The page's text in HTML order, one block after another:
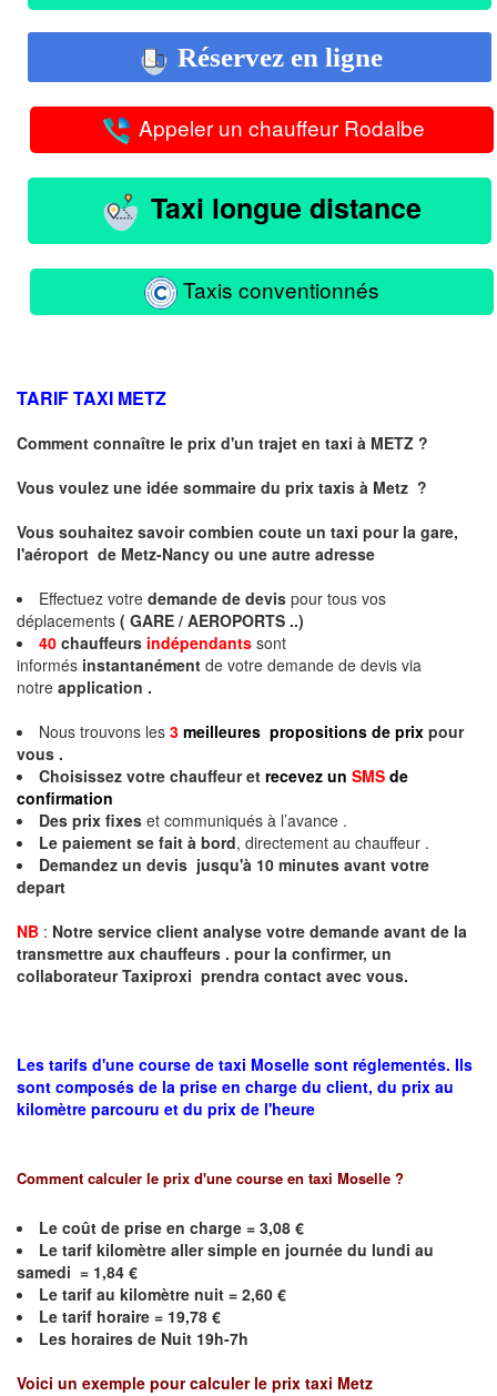
Réservez en ligne
Appeler un chauffeur Rodalbe
Taxi longue distance
Taxis conventionnés
TARIF TAXI METZ
Comment connaître le prix d'un trajet en taxi à METZ ?
Vous voulez une idée sommaire du prix taxis à Metz ?
Vous souhaitez savoir combien coute un taxi pour la gare,
l'aéroport de Metz-Nancy ou une autre adresse
Effectuez votre demande de devis pour tous vos
déplacements ( GARE / AEROPORTS ..)
40 chauffeurs indépendants sont
informés instantanément de votre demande de devis via
notre application .
Nous trouvons les 3 meilleures propositions de prix pour
vous .
Choisissez votre chauffeur et recevez un SMS de
confirmation
Des prix fixes et communiqués à l’avance .
Le paiement se fait à bord, directement au chauffeur .
Demandez un devis jusqu'à 10 minutes avant votre
depart
NB : Notre service client analyse votre demande avant de la
transmettre aux chauffeurs . pour la confirmer, un
collaborateur Taxiproxi prendra contact avec vous.
Les tarifs d'une course de taxi Moselle sont réglementés. Ils
sont composés de la prise en charge du client, du prix au
kilomètre parcouru et du prix de l'heure
Comment calculer le prix d'une course en taxi Moselle ?
Le coût de prise en charge = 3,08 €
Le tarif kilomètre aller simple en journée du lundi au
samedi = 1,84 €
Le tarif au kilomètre nuit = 2,60 €
Le tarif horaire = 19,78 €
Les horaires de Nuit 19h-7h
Voici un exemple pour calculer le prix taxi Metz